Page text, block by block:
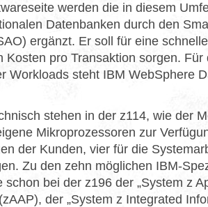
werden die in diesem
Datenbanken durch den
ergänzt. Er soll für eine
Kosten pro Transaktion sorgen. Für
Workloads steht IBM WebSphere
stehen in der z114, wie der
Mikroprozessoren zur
der Kunden, vier für die
Zu den zehn möglichen IBM-
schon bei der z196 der „System z
der „System z Integrated